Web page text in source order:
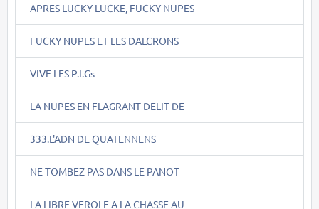
APRES LUCKY LUCKE, FUCKY NUPES
FUCKY NUPES ET LES DALCRONS
VIVE LES P.I.Gs
LA NUPES EN FLAGRANT DELIT DE
333.L'ADN DE QUATENNENS
NE TOMBEZ PAS DANS LE PANOT
LA LIBRE VEROLE A LA CHASSE AU